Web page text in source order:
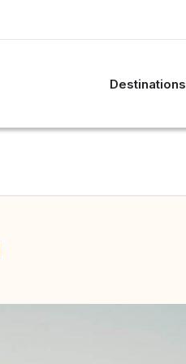
Destinations